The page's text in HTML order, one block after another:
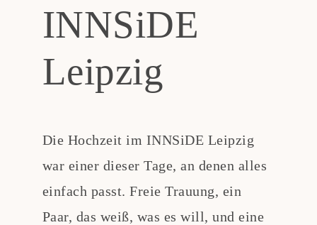
INNSiDE
Leipzig
Die Hochzeit im INNSiDE Leipzig
war einer dieser Tage, an denen alles
einfach passt. Freie Trauung, ein
Paar, das weiß, was es will, und eine